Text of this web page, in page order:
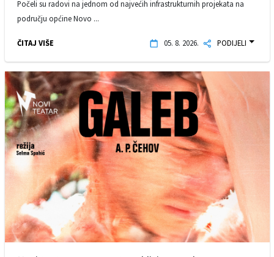
Počeli su radovi na jednom od najvećih infrastrukturnih projekata na
području općine Novo ...
ČITAJ VIŠE 05. 8. 2026. PODIJELI